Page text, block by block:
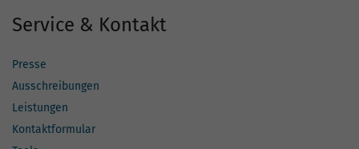
Service & Kontakt
Presse
Ausschreibungen
Leistungen
Kontaktformular